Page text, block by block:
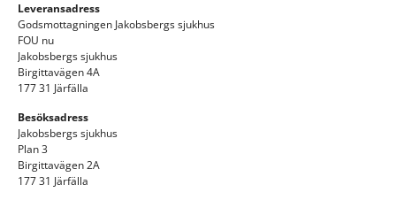
Leveransadress
Godsmottagningen Jakobsbergs sjukhus
FOU nu
Jakobsbergs sjukhus
Birgittavägen 4A
177 31 Järfälla
Besöksadress
Jakobsbergs sjukhus
Plan 3
Birgittavägen 2A
177 31 Järfälla